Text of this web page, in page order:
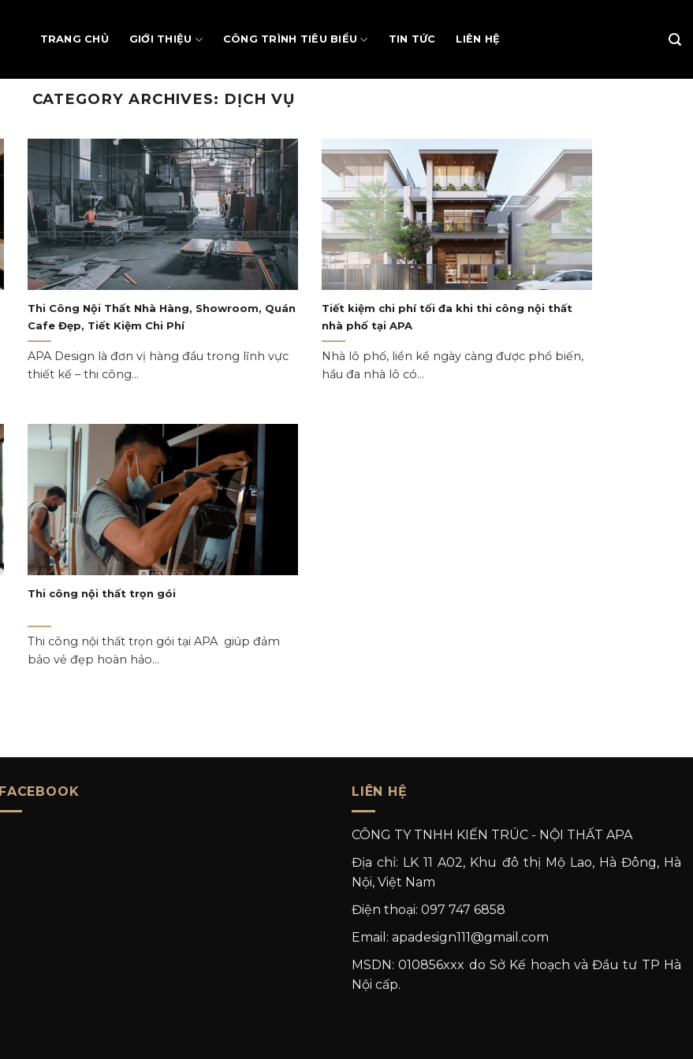
TRANG CHỦ GIỚI THIỆU CÔNG TRÌNH TIÊU BIỂU TIN TỨC LIÊN HỆ
CATEGORY ARCHIVES: DỊCH VỤ
Thi Công Nội Thất Nhà Hàng, Showroom, Quán
Cafe Đẹp, Tiết Kiệm Chi Phí
APA Design là đơn vị hàng đầu trong lĩnh vực
thiết kế – thi công...
Tiết kiệm chi phí tối đa khi thi công nội thất
nhà phố tại APA
Nhà lô phố, liền kề ngày càng được phổ biến,
hầu đa nhà lô có...
Thi công nội thất trọn gói
Thi công nội thất trọn gói tại APA giúp đảm
bảo vẻ đẹp hoàn hảo...
FACEBOOK LIÊN HỆ
CÔNG TY TNHH KIẾN TRÚC - NỘI THẤT APA
Địa chỉ: LK 11 A02, Khu đô thị Mộ Lao, Hà Đông, Hà
Nội, Việt Nam
Điện thoại: 097 747 6858
Email: apadesign111@gmail.com
MSDN: 010856xxx do Sở Kế hoạch và Đầu tư TP Hà
Nội cấp.